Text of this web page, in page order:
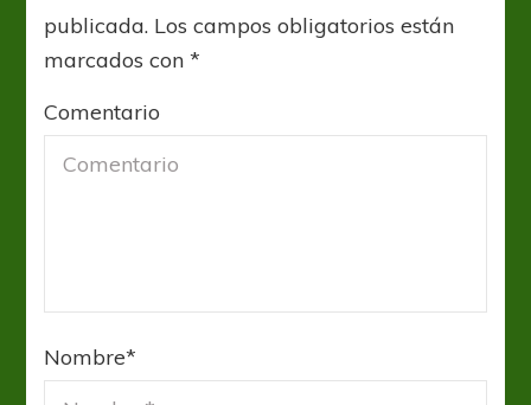
publicada. Los campos obligatorios están
marcados con*
Comentario
Nombre*